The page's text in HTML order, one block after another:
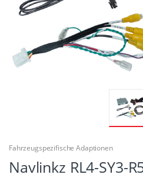
Fahrzeugspezifische Adaptionen
Navlinkz RL4-SY3-